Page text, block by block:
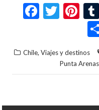
F
b
o
T
er
Pi
nt
er
es
t
Chile, Viajes y destinos
Punta Arenas